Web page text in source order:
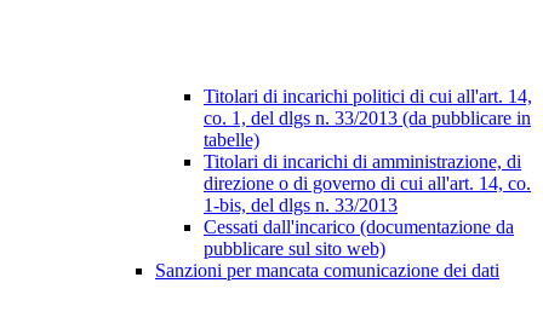
Titolari di incarichi politici di cui all'art. 14,
co. 1, del dlgs n. 33/2013 (da pubblicare in
tabelle)
Titolari di incarichi di amministrazione, di
direzione o di governo di cui all'art. 14, co.
1-bis, del dlgs n. 33/2013
Cessati dall'incarico (documentazione da
pubblicare sul sito web)
Sanzioni per mancata comunicazione dei dati